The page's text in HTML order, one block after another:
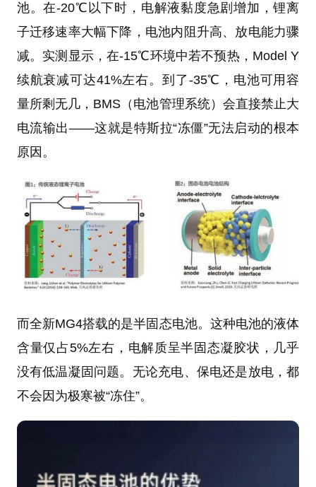
池。在-20℃以下时，电解液黏度急剧增加，锂离
子迁移速率大幅下降，电池内阻升高、放电能力骤
减。实测显示，在-15℃环境中若不预热，Model Y
续航衰减可达41%左右。到了-35℃，电池可用容
量所剩无几，BMS（电池管理系统）会直接禁止大
电流输出——这就是特斯拉“冻僵”无法启动的根本
原因。
而全新MG4搭载的是半固态电池。这种电池的液体
含量仅占5%左右，电解质呈半固态凝胶状，几乎
没有低温凝固问题。无论充电、保电还是放电，都
不会因为极寒被“冻住”。